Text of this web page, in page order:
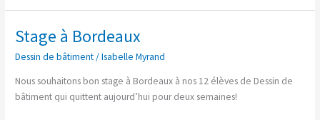
Stage à Bordeaux
Dessin de bâtiment/Isabelle Myrand
Nous souhaitons bon stage à Bordeaux à nos 12 élèves de Dessin de
bâtiment qui quittent aujourd’hui pour deux semaines!
Stage
Bordeaux